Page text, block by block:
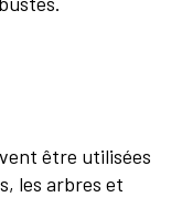
être utilisées
les arbres et